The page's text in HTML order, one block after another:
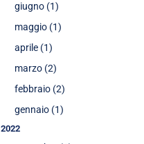
giugno (1)
maggio (1)
aprile (1)
marzo (2)
febbraio (2)
gennaio (1)
2022